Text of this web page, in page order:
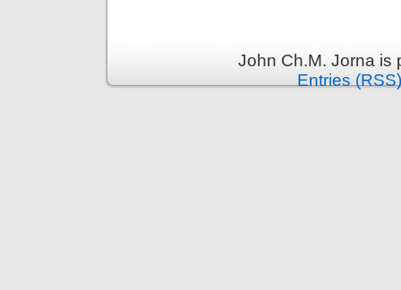
John Ch.M. Jorna
Entries (RSS)